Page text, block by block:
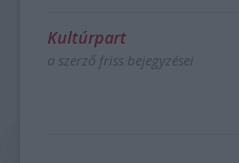
Kultúrpart
a szerző friss bejegyzései